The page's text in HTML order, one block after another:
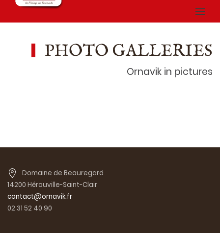
PHOTO GALLERIES
Ornavik in pictures
Domaine de Beauregard
14200 Hérouville-Saint-Clair
contact@ornavik.fr
02 31 52 40 90